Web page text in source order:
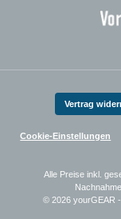
Vertrag
Cookie-Einstellungen
Alle Preise inkl.
© 2026 yourGEAR